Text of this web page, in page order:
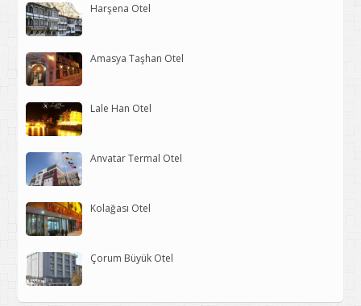
Harşena Otel
Amasya Taşhan Otel
Lale Han Otel
Anvatar Termal Otel
Kolağası Otel
Çorum Büyük Otel